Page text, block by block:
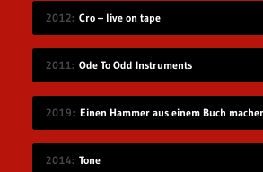
2012 Cro – live on tape
2011 Ode To Odd Instruments
2019 Einen Hammer aus einem Buch
2014 Tone